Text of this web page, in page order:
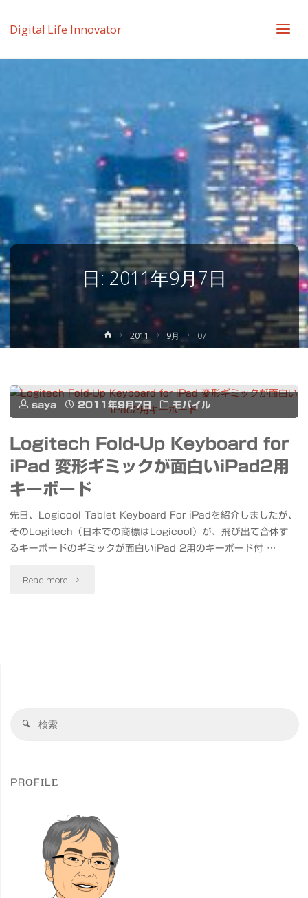
Digital Life Innovator
日:2011年9月7日
ホ
ー
2011 9月 07
saya 2011年9月7日 モバイル
Logitech Fold-Up Keyboard for
iPad 変形ギミックが面白いiPad2用
キーボード
先日、Logicool Tablet Keyboard For iPadを紹介しましたが、
そのLogitech（日本での商標はLogicool）が、飛び出て合体す
るキーボードのギミックが面白いiPad 2用のキーボード付 …
Read more "Logitech
ミ
ッ
ク
検
PROFILE